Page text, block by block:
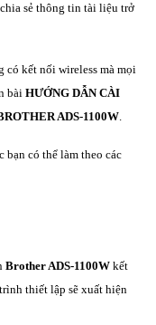
sẻ thông tin tài liệu trở
có kết nối wireless mà mọi
bài HƯỚNG DẪN CÀI
ADS-1100W.
bạn có thể làm theo các
Brother ADS-1100W kết
thiết lập sẽ xuất hiện